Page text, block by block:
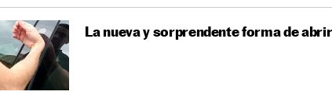
La nueva y sorprendente forma de